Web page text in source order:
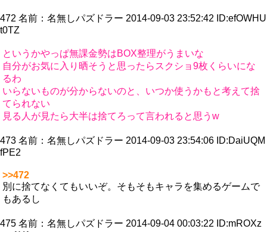
472 名前： 名無しパズドラー 2014-09-03 23:52:42 ID:efOWHU
t0TZ
というかやっぱ無課金勢はBOX整理がうまいな
自分がお気に入り晒そうと思ったらスクショ9枚くらいにな
るわ
いらないものが分からないのと、いつか使うかもと考えて捨
てられない
見る人が見たら大半は捨てろって言われると思うw
473 名前： 名無しパズドラー 2014-09-03 23:54:06 ID:DaiUQM
fPE2
>>472
別に捨てなくてもいいぞ。そもそもキャラを集めるゲームで
もあるし
475 名前： 名無しパズドラー 2014-09-04 00:03:22 ID:mROXz